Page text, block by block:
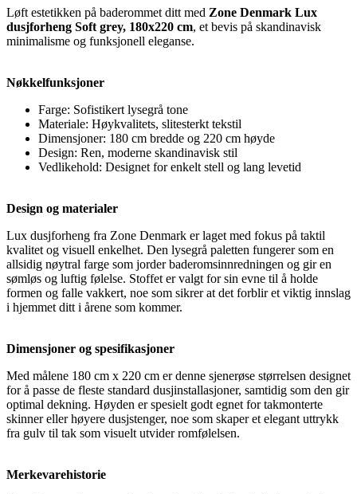
Løft estetikken på baderommet ditt med Zone Denmark Lux
dusjforheng Soft grey, 180x220 cm, et bevis på skandinavisk
minimalisme og funksjonell eleganse.
Nøkkelfunksjoner
Farge: Sofistikert lysegrå tone
Materiale: Høykvalitets, slitesterkt tekstil
Dimensjoner: 180 cm bredde og 220 cm høyde
Design: Ren, moderne skandinavisk stil
Vedlikehold: Designet for enkelt stell og lang levetid
Design og materialer
Lux dusjforheng fra Zone Denmark er laget med fokus på taktil
kvalitet og visuell enkelhet. Den lysegrå paletten fungerer som en
allsidig nøytral farge som jorder baderomsinnredningen og gir en
sømløs og luftig følelse. Stoffet er valgt for sin evne til å holde
formen og falle vakkert, noe som sikrer at det forblir et viktig innslag
i hjemmet ditt i årene som kommer.
Dimensjoner og spesifikasjoner
Med målene 180 cm x 220 cm er denne sjenerøse størrelsen designet
for å passe de fleste standard dusjinstallasjoner, samtidig som den gir
optimal dekning. Høyden er spesielt godt egnet for takmonterte
skinner eller høyere dusjstenger, noe som skaper et elegant uttrykk
fra gulv til tak som visuelt utvider romfølelsen.
Merkevarehistorie